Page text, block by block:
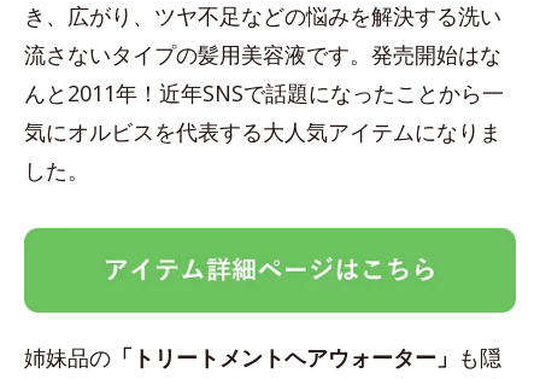
き、広がり、ツヤ不足などの悩みを解決する洗い
流さないタイプの髪用美容液です。発売開始はな
んと2011年！近年SNSで話題になったことから一
気にオルビスを代表する大人気アイテムになりま
した。
姉妹品の 「トリートメントヘアウォーター」 も隠